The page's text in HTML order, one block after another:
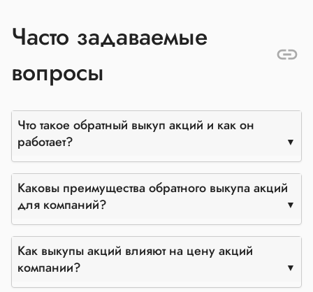
Часто задаваемые
вопросы
Что такое обратный выкуп акций и как он
работает?
Каковы преимущества обратного выкупа акций
для компаний?
Как выкупы акций влияют на цену акций
компании?